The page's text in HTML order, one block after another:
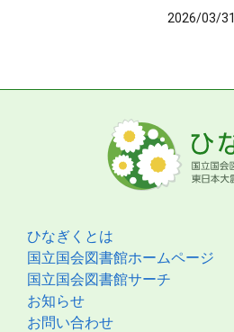
2026/03/31
ひなぎくとは
国立国会図書館ホームページ
国立国会図書館サーチ
お知らせ
お問い合わせ